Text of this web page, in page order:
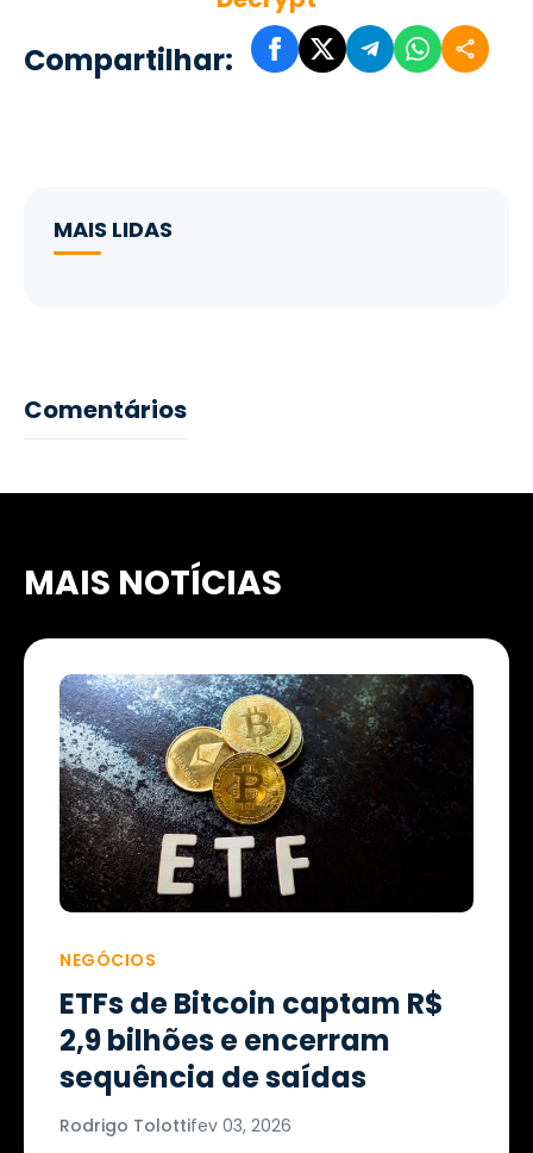
Compartilhar:
MAIS LIDAS
Comentários
MAIS NOTÍCIAS
NEGÓCIOS
ETFs de Bitcoin captam R$
2,9 bilhões e encerram
sequência de saídas
Rodrigo Tolottifev 03, 2026